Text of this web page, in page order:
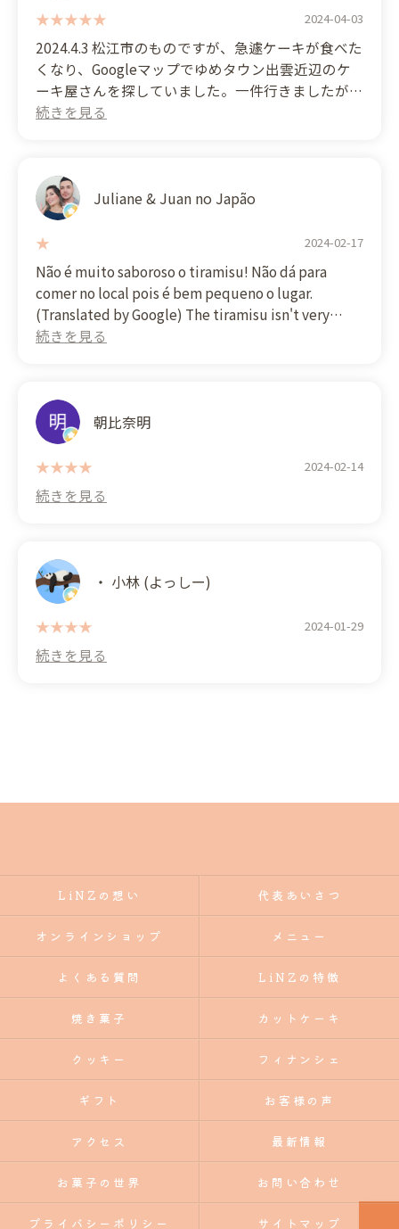
2024-04-03
2024.4.3 松江市のものですが、急遽ケーキが食べた
くなり、Googleマップでゆめタウン出雲近辺のケ
ーキ屋さんを探していました。一件行きましたがお
休み。この日ふ、大雨の予報だったのでお休みだっ
をしてお伺いしました。お電話をしたら男性の方が
対応されました。親切丁寧に対応していただきまし
た。
お店に行ったらたくさんのケーキどれも500円以内
で買えます。しかも大きさもそれなりにありビック
リしました。お店の方にアドバイスをもらいながら
4点を購入。あとビックプリンも。初めて見まし
た。こんな大きなプリン（値段は1200円以内だっ
たと思います。違っていたらすみません）
が、栗の風味がしっかりとあり、下のタルト？もか
たさがそこまで固くなくよかったです。
器も何に使おうか悩み中です。
また出雲に行ったら立ち寄らせていただきます。
searched for a cake shop near Yume Town Izumo on
Google Maps. I went to one place, but it was
closed. It might have been closed because of the
heavy rain forecast that day.
I called around 3 PM to make sure it was closed
again. A gentleman answered the phone. He was
chestnut flavor, and the tart (?) underneath wasn't
The pudding was also soft, not too sweet, and
delicious. I'm also thinking about what to use the
dishes for.
Juliane & Juan no Japão
2024-02-17
Não é muito saboroso o tiramisu! Não dá para
comer no local pois é bem pequeno o lugar.
(Translated by Google) The tiramisu isn't very
tasty! You can't eat there because the place is
朝比奈明
2024-02-14
・ 小林 (‪よっしー‬)
2024-01-29
LiNZの想い 代表あいさつ
オンラインショップ メニュー
よくある質問 LiNZの特徴
焼き菓子 カットケーキ
クッキー フィナンシェ
ギフト お客様の声
アクセス 最新情報
お菓子の世界 お問い合わせ
プライバシーポリシー サイトマップ